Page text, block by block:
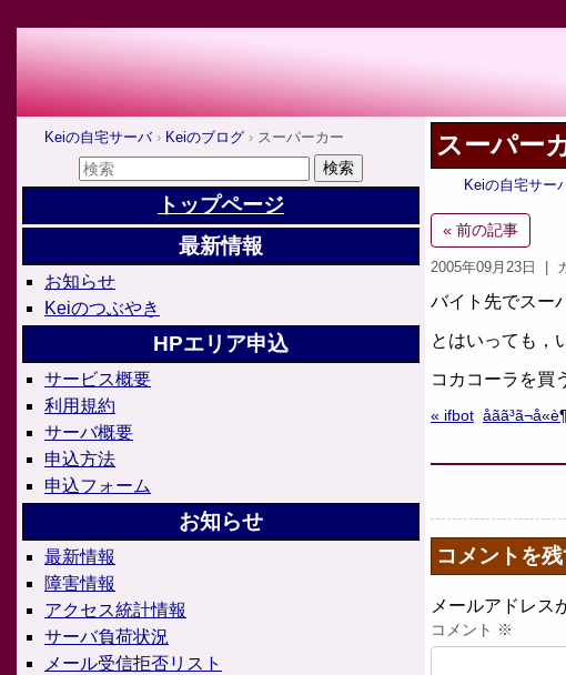
Keiの自宅サーバ Keiのブログ スーパーカー
トップページ
最新情報
お知らせ
Keiのつぶやき
HPエリア申込
サービス概要
利用規約
サーバ概要
申込方法
申込フォーム
お知らせ
最新情報
障害情報
アクセス統計情報
サーバ負荷状況
メール受信拒否リスト
スーパー
Keiの自宅サー
« 前の記事
2005年09月23日 |
バイト先でスー
とはいっても，
コカコーラを買
« ifbot
コメントを
メールアドレス
コメント ※